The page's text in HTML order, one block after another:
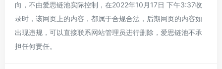
向，不由爱思链池实际控制，在2022年10月17日 下午3:37收
录时，该网页上的内容，都属于合规合法，后期网页的内容如
出现违规，可以直接联系网站管理员进行删除，爱思链池不承
担任何责任。